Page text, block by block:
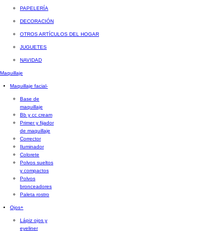
PAPELERÍA
DECORACIÓN
OTROS ARTÍCULOS DEL HOGAR
JUGUETES
NAVIDAD
Maquillaje
Maquillaje facial-
Base de
maquillaje
Bb y cc cream
Primer y fijador
de maquillaje
Corrector
Iluminador
Colorete
Polvos sueltos
y compactos
Polvos
bronceadores
Paleta rostro
Ojos+
Lápiz ojos y
eyeliner